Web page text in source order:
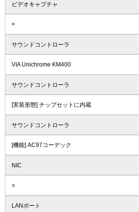
ビデオキャプチャ
×
サウンドコントローラ
VIA Unichrome KM400
サウンドコントローラ
[実装形態] チップセットに内蔵
サウンドコントローラ
[機能] AC97コーデック
NIC
○
LANポート